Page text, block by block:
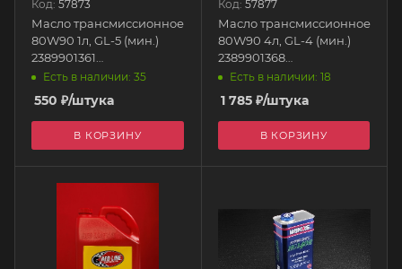
Код: 57873
Масло трансмиссионное
80W90 1л, GL-5 (мин.)
2389901361
GAZPROMNEFT
Есть в наличии: 35
550 ₽/штука
В КОРЗИНУ
Код: 57877
Масло трансмиссионное
80W90 4л, GL-4 (мин.)
2389901368
GAZPROMNEFT
Есть в наличии: 18
1 785₽/штука
В КОРЗИНУ